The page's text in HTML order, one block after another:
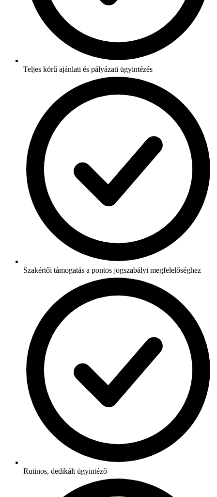
Teljes körű ajánlati és pályázati ügyintézés
Szakértői támogatás a pontos jogszabályi megfelelőséghez
Rutinos, dedikált ügyintéző